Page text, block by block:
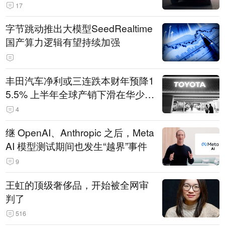
17
字节跳动推出大模型SeedRealtime
国产算力逻辑有望持续加强
丰田汽车净利或三连跌本财年预降1
5.5% 上半年全球产销下滑在华少卖
14.3万辆
4
继 OpenAI、Anthropic 之后，Meta
AI 模型测试期间也发生“越界”事件
9
王虹的顶级奢侈品，开始被全网审
判了
516